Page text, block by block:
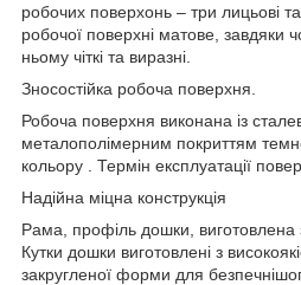
робочих поверхонь – три лицьові
робочої поверхні матове, завдяки
ньому чіткі та виразні.
Зносостійка робоча поверхня.
Робоча поверхня виконана із
металополімерним покриттям
кольору . Термін експлуатації
Надійна міцна конструкція
Рама, профіль дошки, виготовлена
Кутки дошки виготовлені з
закругленої форми для